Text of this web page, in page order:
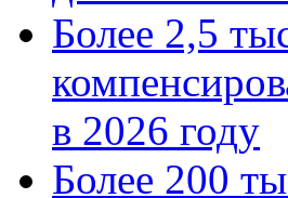
Более 2,5
в 2026 году
Более 200